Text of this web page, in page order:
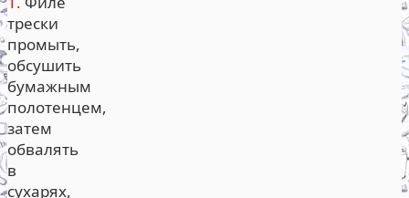
трески
промыть,
обсушить
бумажным
полотенцем,
затем
обвалять
в
сухарях,